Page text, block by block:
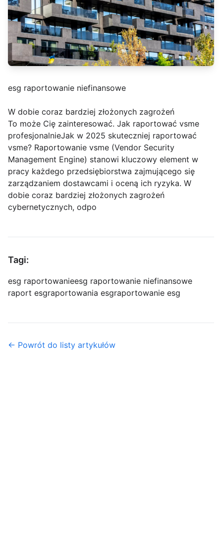
esg raportowanie niefinansowe
W dobie coraz bardziej złożonych zagrożeń
To może Cię zainteresować. Jak raportować vsme
profesjonalnieJak w 2025 skuteczniej raportować
vsme? Raportowanie vsme (Vendor Security
Management Engine) stanowi kluczowy element w
pracy każdego przedsiębiorstwa zajmującego się
zarządzaniem dostawcami i oceną ich ryzyka. W
dobie coraz bardziej złożonych zagrożeń
cybernetycznych, odpo
Tagi:
esg raportowanieesg raportowanie niefinansowe
raport esgraportowania esgraportowanie esg
← Powrót do listy artykułów